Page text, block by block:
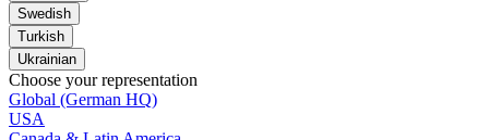
Swedish
Turkish
Ukrainian
Choose your representation
Global (German HQ)
USA